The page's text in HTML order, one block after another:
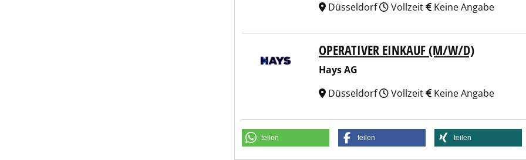
Düsseldorf
Vollzeit Keine Angabe
OPERATIVER EINKAUF (M/W/D)
Hays AG
Düsseldorf
Vollzeit Keine Angabe
teilen teilen teilen